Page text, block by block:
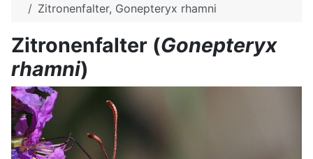
Zitronenfalter, Gonepteryx rhamni
Zitronenfalter (Gonepteryx
rhamni)